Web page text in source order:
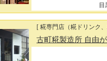
目
[ 糀専門店（糀ドリンク
古町糀製造所 自由